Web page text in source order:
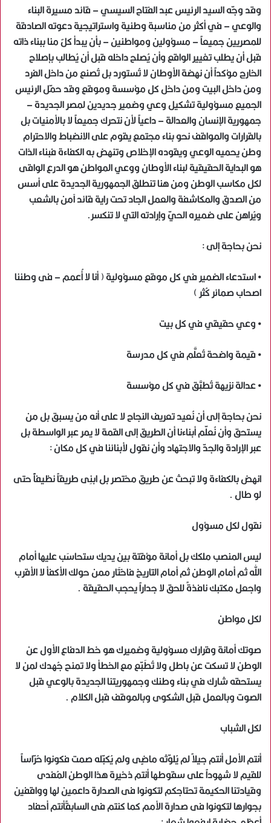
وقد وجّه السيد الرئيس عبد الفتاح السيسي – قائد مسيرة البناء
والوعي – في أكثر من مناسبة وطنية واستراتيجية دعوته الصادقة
للمصريين جميعاً – مسؤولين ومواطنين – بأن يبدأ كلٌ منا ببناء ذاته
قبل أن يطلب تغيير الواقع وأن يُصلح داخله قبل أن يُطالب بإصلاح
الخارج مؤكداً أن نهضة الأوطان لا تُستورد بل تُصنع من داخل الفرد
ومن داخل البيت ومن داخل كل مؤسسة وموقع وقد حمّل الرئيس
الجميع مسؤولية تشكيل وعي وضمير جديدين لمصر الجديدة –
جمهورية الإنسان والعدالة – داعياً لأن نتحرك جميعاً لا بالأمنيات بل
بالقرارات والمواقف نحو بناء مجتمع يقوم على الانضباط والاحترام
وطن يحميه الوعي ويقوده الإخلاص وتنهض به الكفاءة فبناء الذات
هو البداية الحقيقية لبناء الأوطان ووعي المواطن هو الدرع الواقى
لكل مكاسب الوطن ومن هنا تنطلق الجمهورية الجديدة على أسس
من الصدق والمكاشفة والعمل الجاد تحت راية قائد آمن بالشعب
ويُراهن على ضميره الحيّ وإرادته التي لا تنكسر.
نحن بحاجة إلى :
• استدعاء الضمير في كل موقع مسؤولية ( أنا لا أُعمم – فى وطننا
اصحاب صمائر كُثر )
• وعي حقيقي في كل بيت
• قيمة واضحة تُعلَّم في كل مدرسة
• عدالة نزيهة تُطبَّق في كل مؤسسة
نحن بحاجة إلى أن نُعيد تعريف النجاح لا على أنه من يسبق بل من
يستحق وأن نُعلّم أبناءنا أن الطريق إلى القمة لا يمر عبر الواسطة بل
عبر الإرادة والجدّ والاجتهاد وأن نقول لأبنائنا في كل مكان :
انهض بالكفاءة ولا تبحث عن طريق مختصر بل ابنِى طريقاً نظيفاًً حتى
لو طال .
نقول لكل مسؤول
ليس المنصب ملكك بل أمانة مؤقتة بين يديك ستحاسَب عليها أمام
الله ثم أمام الوطن ثم أمام التاريخ فاختَار ممن حولك الأكفأ لا الأقرب
واجعل مكتبك نافذةً للحق لا جداراً يحجب الحقيقة .
لكل مواطن
صوتك أمانة وقرارك مسؤولية وضميرك هو خط الدفاع الأول عن
الوطن لا تسكت عن باطل ولا تُطَبّع مع الخطأ ولا تمنح جُهدك لمن لا
يستحقه شارك في بناء وطنك وجمهوريتنا الجديدة بالوعي قبل
الصوت وبالعمل قبل الشكوى وبالموقف قبل الكلام .
لكل الشباب
أنتم الأمل أنتم جيلاً لم يُلوّثه ماضٍى ولم يُكبّله صمت فكونوا حُرّاساً
للقيم لا شهوداً على سقوطها أنتم ذخيرة هذا الوطن المُفدى
وقيادتنا الحكيمة تحتاجكم لتكونوا فى الصدارة داعمين لها وواقفين
بجوارها لتكونوا فى صدارة الأمم كما كنتم فى السابقًأنتم أحفاد